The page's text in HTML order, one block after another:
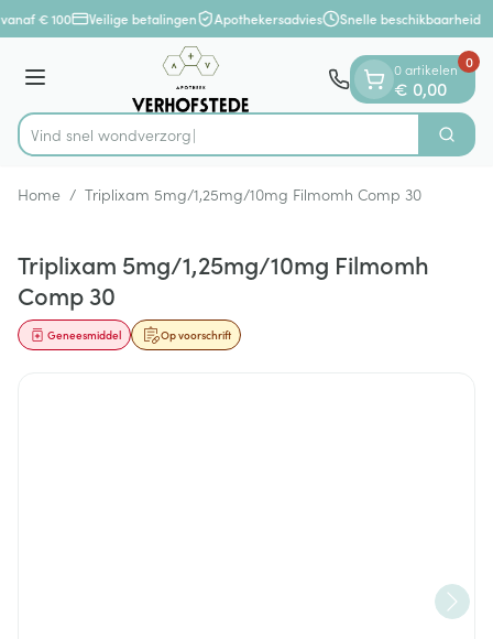
Ga naar de inhoud
1 van 1
€ 100 Veilige betalingen Apothekersadvies Snelle beschikbaarheid
Menu
Product, merk, categorie...
Vind snel w Zoek
0 artikelen
€ 0,00
0
Home / Triplixam 5mg/1,25mg/10mg Filmomh Comp 30
Triplixam 5mg/1,25mg/10mg Filmomh
Comp 30
Op voorschrift
Geneesmiddel